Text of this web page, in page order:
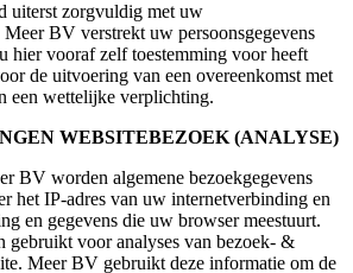
uiterst zorgvuldig met uw
Meer BV verstrekt uw persoonsgegevens
hier vooraf zelf toestemming voor heeft
de uitvoering van een overeenkomst met
een wettelijke verplichting.
WEBSITEBEZOEK (ANALYSE)
BV worden algemene bezoekgegevens
het IP-adres van uw internetverbinding en
en gegevens die uw browser meestuurt.
gebruikt voor analyses van bezoek- &
Meer BV gebruikt deze informatie om de